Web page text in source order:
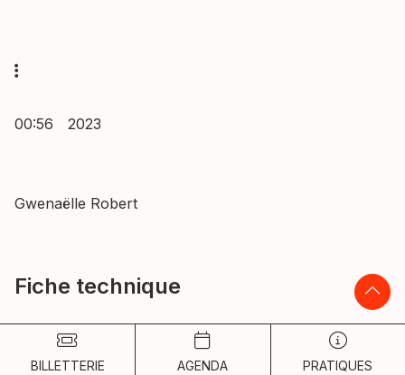
00:56 2023
Gwenaëlle Robert
Fiche technique
BILLETTERIE AGENDA PRATIQUES